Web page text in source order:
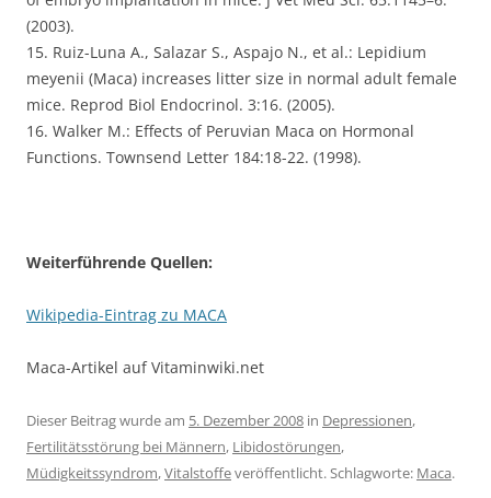
(2003).
15. Ruiz-Luna A., Salazar S., Aspajo N., et al.: Lepidium
meyenii (Maca) increases litter size in normal adult female
mice. Reprod Biol Endocrinol. 3:16. (2005).
16. Walker M.: Effects of Peruvian Maca on Hormonal
Functions. Townsend Letter 184:18-22. (1998).
Weiterführende Quellen:
Wikipedia-Eintrag zu MACA
Maca-Artikel auf Vitaminwiki.net
Dieser Beitrag wurde am 5. Dezember 2008 in Depressionen,
Fertilitätsstörung bei Männern, Libidostörungen,
Müdigkeitssyndrom,Vitalstoffeveröffentlicht. Schlagworte: Maca.